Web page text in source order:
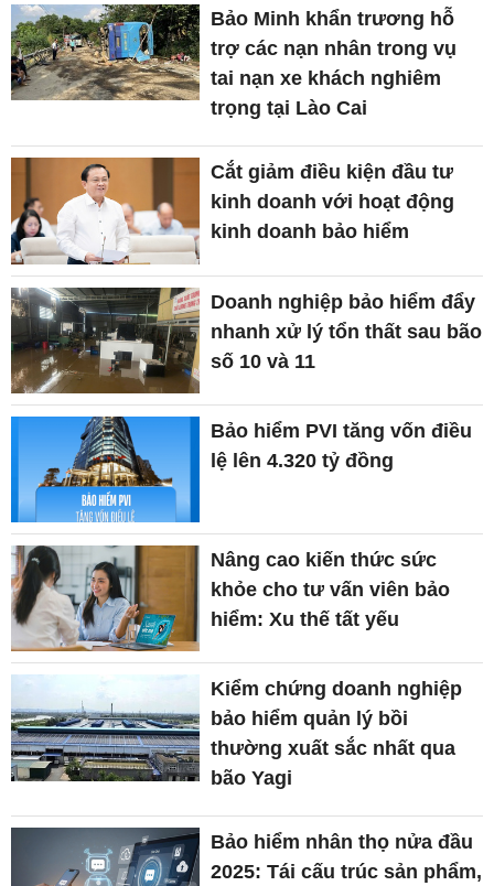
Bảo Minh khẩn trương hỗ
trợ các nạn nhân trong vụ
tai nạn xe khách nghiêm
trọng tại Lào Cai
Cắt giảm điều kiện đầu tư
kinh doanh với hoạt động
kinh doanh bảo hiểm
Doanh nghiệp bảo hiểm đẩy
nhanh xử lý tổn thất sau bão
số 10 và 11
Bảo hiểm PVI tăng vốn điều
lệ lên 4.320 tỷ đồng
Nâng cao kiến thức sức
khỏe cho tư vấn viên bảo
hiểm: Xu thế tất yếu
Kiểm chứng doanh nghiệp
bảo hiểm quản lý bồi
thường xuất sắc nhất qua
bão Yagi
Bảo hiểm nhân thọ nửa đầu
2025: Tái cấu trúc sản phẩm,